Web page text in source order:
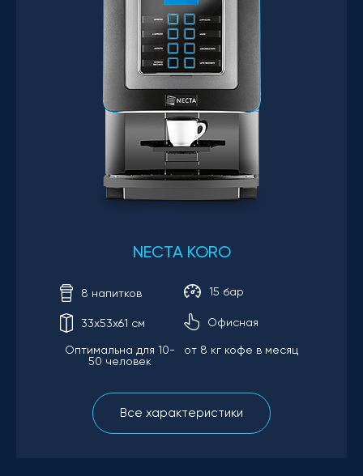
NECTA KORO
8 напитков 15 бар
33х53х61 см Офисная
Оптимальна для 10-
50 человек
от 8 кг кофе в месяц
Все характеристики